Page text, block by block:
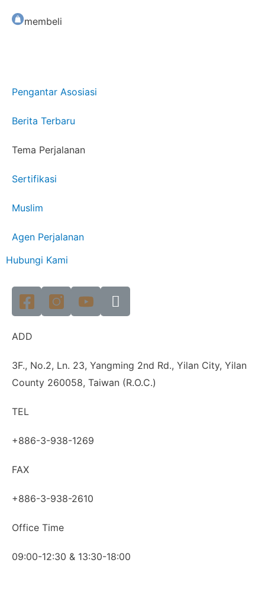
membeli
Pengantar Asosiasi
Berita Terbaru
Tema Perjalanan
Sertifikasi
Muslim
Agen Perjalanan
Hubungi Kami
ADD
3F., No.2, Ln. 23, Yangming 2nd Rd., Yilan City, Yilan
County 260058, Taiwan (R.O.C.)
TEL
+886-3-938-1269
FAX
+886-3-938-2610
Office Time
09:00-12:30 & 13:30-18:00